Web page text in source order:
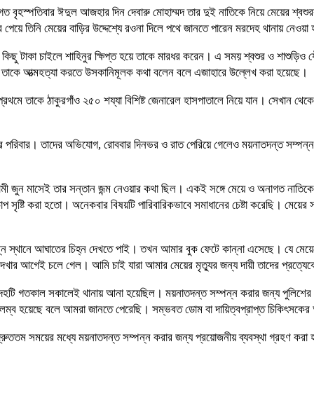
ঈদুল আজহার দিন দেবারু মোহাম্মদ তার দুই নাতিকে নিয়ে মেয়ের
মেয়ের বাড়ির উদ্দেশ্যে রওনা দিলে পথে জানতে পারেন মরদেহ থানায় নেওয়া
টাকা চাইলে শাহিনুর ক্ষিপ্ত হয়ে তাকে মারধর করেন। এ সময় শ্বশুর ও শাশুড়িও
তাকে আত্মহত্যা করতে উসকানিমূলক কথা বলেন বলে এজাহারে উল্লেখ করা হয়েছে।
তাকে ঠাকুরগাঁও ২৫০ শয্যা বিশিষ্ট জেনারেল হাসপাতালে নিয়ে যান। সেখান
তাদের অভিযোগ, রোববার দিনভর ও রাত পেরিয়ে গেলেও ময়নাতদন্ত
জুন মাসেই তার সন্তান জন্ম নেওয়ার কথা ছিল। একই সঙ্গে মেয়ে ও অনাগত
করা হতো। অনেকবার বিষয়টি পারিবারিকভাবে সমাধানের চেষ্টা করেছি।
স্থানে আঘাতের চিহ্ন দেখতে পাই। তখন আমার বুক ফেটে কান্না এসেছে। যে
আগেই চলে গেল। আমি চাই যারা আমার মেয়ের মৃত্যুর জন্য দায়ী তাদের
গতকাল সকালেই থানায় আনা হয়েছিল। ময়নাতদন্ত সম্পন্ন করার জন্য
হয়েছে বলে আমরা জানতে পেরেছি। সম্ভবত ডোম বা দায়িত্বপ্রাপ্ত চিকিৎসকের
দ্রুততম সময়ের মধ্যে ময়নাতদন্ত সম্পন্ন করার জন্য প্রয়োজনীয় ব্যবস্থা গ্রহণ